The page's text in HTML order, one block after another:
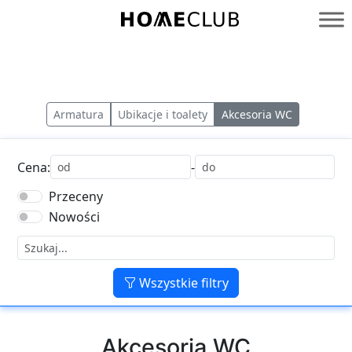
Homeclub
Armatura Ubikacje i toalety Akcesoria WC
Cena:
-
Przeceny
Nowości
Wszystkie filtry